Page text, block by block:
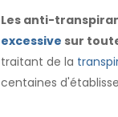
Les anti-
excessive sur
traitant de la
centaines